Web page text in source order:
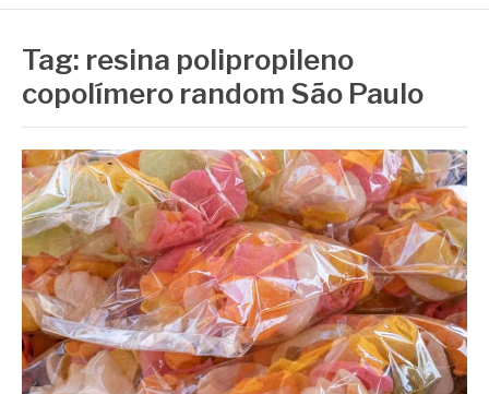
Tag: resina polipropileno
copolímero random São Paulo